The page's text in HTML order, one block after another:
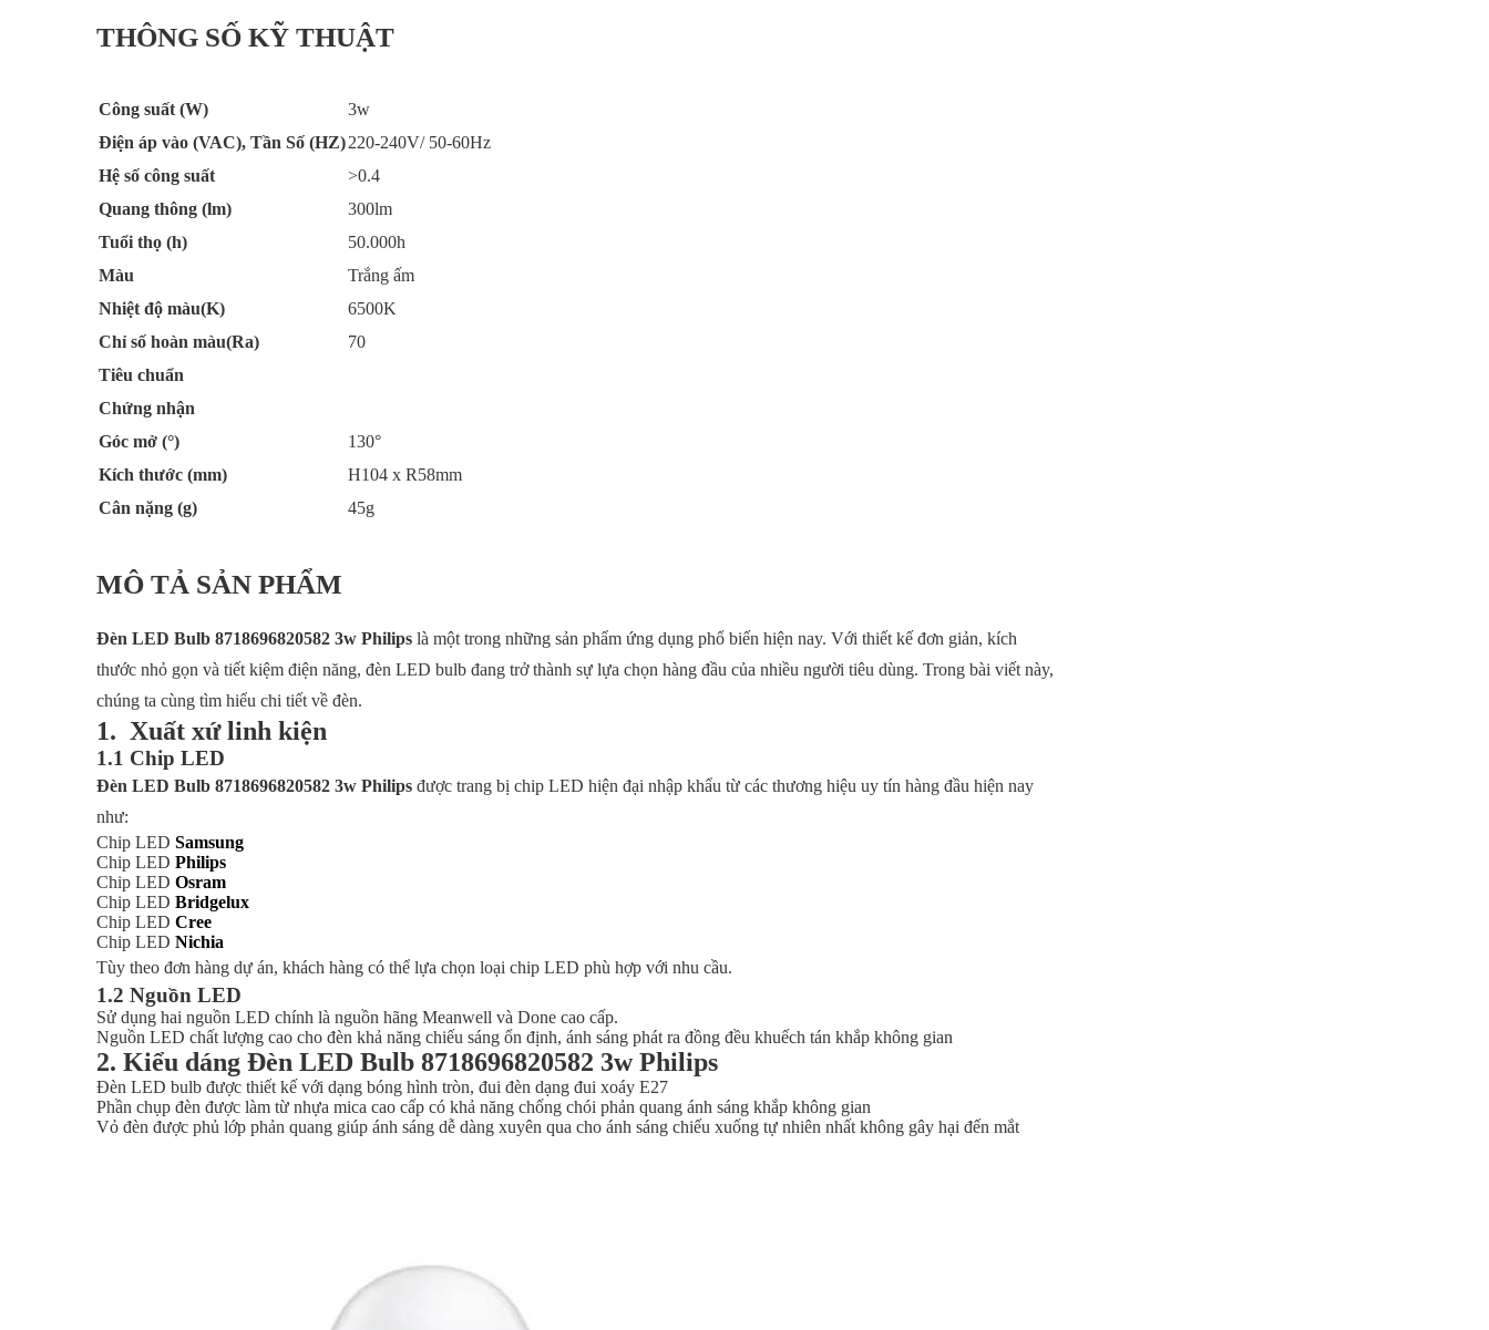
THÔNG SỐ KỸ THUẬT
Công suất (W)
3w
Điện áp vào (VAC), Tần Số (HZ)220-240V/ 50-60Hz
Hệ số công suất
>0.4
Quang thông (lm)
300lm
Tuổi thọ (h)
50.000h
Màu
Trắng ấm
Nhiệt độ màu(K)
6500K
Chỉ số hoàn màu(Ra)
70
Tiêu chuẩn
Chứng nhận
Góc mở (°)
130°
Kích thước (mm)
H104 x R58mm
Cân nặng (g)
45g
MÔ TẢ SẢN PHẨM
Đèn LED Bulb 8718696820582 3w Philips là một trong những sản phẩm ứng dụng phổ biến hiện nay. Với thiết kế đơn giản, kích
thước nhỏ gọn và tiết kiệm điện năng, đèn LED bulb đang trở thành sự lựa chọn hàng đầu của nhiều người tiêu dùng. Trong bài viết này,
chúng ta cùng tìm hiểu chi tiết về đèn.
1. Xuất xứ linh kiện
1.1 Chip LED
Đèn LED Bulb 8718696820582 3w Philips được trang bị chip LED hiện đại nhập khẩu từ các thương hiệu uy tín hàng đầu hiện nay
như:
Chip LED Samsung
Chip LED Philips
Chip LED Osram
Chip LED Bridgelux
Chip LED Cree
Chip LED Nichia
Tùy theo đơn hàng dự án, khách hàng có thể lựa chọn loại chip LED phù hợp với nhu cầu.
1.2 Nguồn LED
Sử dụng hai nguồn LED chính là nguồn hãng Meanwell và Done cao cấp.
Nguồn LED chất lượng cao cho đèn khả năng chiếu sáng ổn định, ánh sáng phát ra đồng đều khuếch tán khắp không gian
2. Kiểu dáng Đèn LED Bulb 8718696820582 3w Philips
Đèn LED bulb được thiết kế với dạng bóng hình tròn, đui đèn dạng đui xoáy E27
Phần chụp đèn được làm từ nhựa mica cao cấp có khả năng chống chói phản quang ánh sáng khắp không gian
Vỏ đèn được phủ lớp phản quang giúp ánh sáng dễ dàng xuyên qua cho ánh sáng chiếu xuống tự nhiên nhất không gây hại đến mắt